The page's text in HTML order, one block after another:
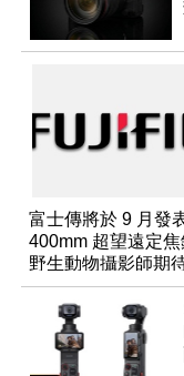
富士傳將於 9 月發
400mm 超望遠定焦
野生動物攝影師期
滿